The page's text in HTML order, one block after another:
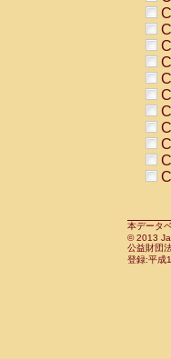
本データ
© 2013
公益財団
登録:平成